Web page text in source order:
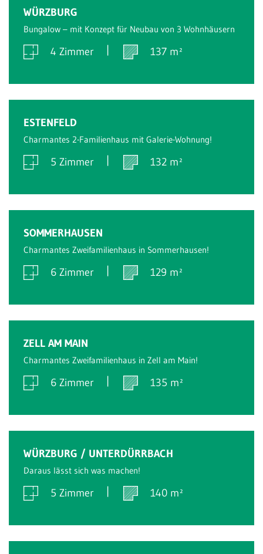
WÜRZBURG
Bungalow – mit Konzept für Neubau von 3 Wohnhäusern
4 Zimmer 137 m²
ESTENFELD
Charmantes 2-Familienhaus mit Galerie-Wohnung!
5 Zimmer 132 m²
SOMMERHAUSEN
Charmantes Zweifamilienhaus in Sommerhausen!
6 Zimmer 129 m²
ZELL AM MAIN
Charmantes Zweifamilienhaus in Zell am Main!
6 Zimmer 135 m²
WÜRZBURG / UNTERDÜRRBACH
Daraus lässt sich was machen!
5 Zimmer 140 m²